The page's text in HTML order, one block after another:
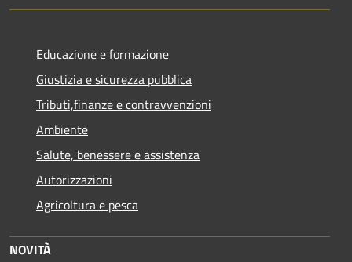
Educazione e formazione
Giustizia e sicurezza pubblica
Tributi,finanze e contravvenzioni
Ambiente
Salute, benessere e assistenza
Autorizzazioni
Agricoltura e pesca
NOVITÀ